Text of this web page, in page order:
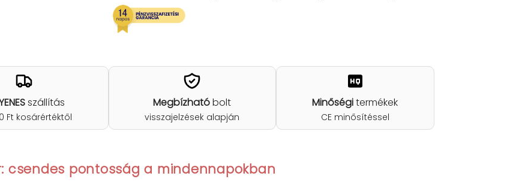
szállítás
Ft kosárértéktől
Megbízhatóbolt
visszajelzések alapján
Minőségitermékek
CE minősítéssel
csendes pontosság a mindennapokban